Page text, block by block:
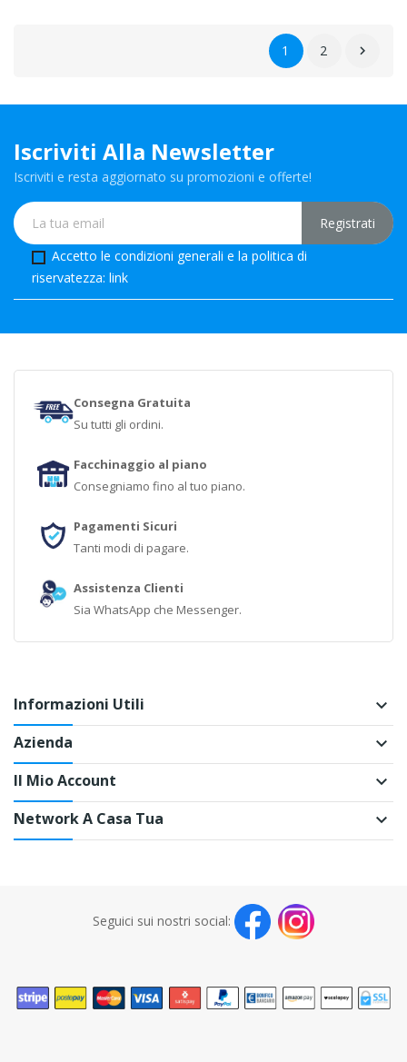
1 2 
Iscriviti Alla Newsletter
Iscriviti e resta aggiornato su promozioni e offerte!
Accetto le condizioni generali e la politica di
riservatezza: link
Consegna Gratuita
Su tutti gli ordini.
Facchinaggio al piano
Consegniamo fino al tuo piano.
Pagamenti Sicuri
Tanti modi di pagare.
Assistenza Clienti
Sia WhatsApp che Messenger.
Informazioni Utili keyboard_arrow_down
Azienda keyboard_arrow_down
Il Mio Account keyboard_arrow_down
Network A Casa Tua keyboard_arrow_down
Seguici sui nostri social: